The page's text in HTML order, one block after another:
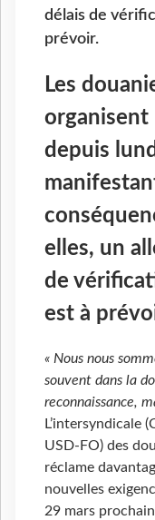
délais de
prévoir.
Les
organisent
depuis
elles, un
de
est à
« Nous nous
souvent dans la
reconnaissance,
L’intersyndicale
USD-FO) des
réclame
nouvelles
29 mars